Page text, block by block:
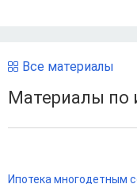
Все материалы
Материалы по
Ипотека многодетным